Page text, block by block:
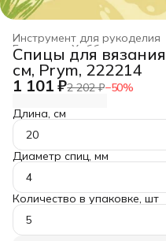
Инструмент для рукоделия
Хобби и
Главная ›
Спицы для
см, Prym, 222214
1 101 ₽2 202 ₽−50%
Длина, см
20
Диаметр спиц, мм
4
Количество в упаковке, шт
5